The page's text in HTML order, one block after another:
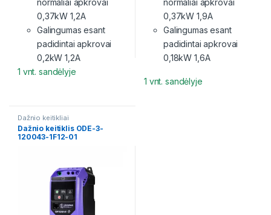
0,37kW 1,2A
Galingumas esant
padidintai apkrovai
0,2kW 1,2A
1 vnt. sandėlyje
0,37kW 1,9A
Galingumas esant
padidintai apkrovai
0,18kW 1,6A
1 vnt. sandėlyje
Dažnio keitikliai
Dažnio keitiklis ODE-3-
120043-1F12-01